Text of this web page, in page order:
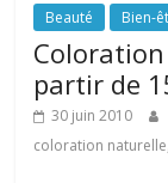
Beauté Bien-
partir de
30 juin 2010
coloration naturelle